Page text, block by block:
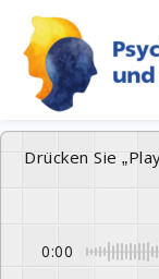
Drücken Sie
0:00